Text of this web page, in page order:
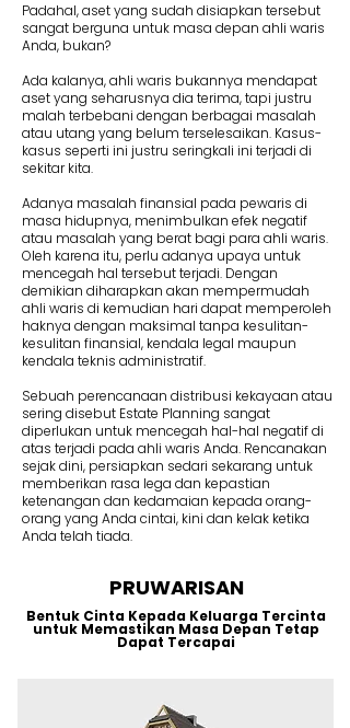
Padahal, aset yang sudah disiapkan tersebut
sangat berguna untuk masa depan ahli waris
Anda, bukan?
Ada kalanya, ahli waris bukannya mendapat
aset yang seharusnya dia terima, tapi justru
malah terbebani dengan berbagai masalah
atau utang yang belum terselesaikan. Kasus-
kasus seperti ini justru seringkali ini terjadi di
sekitar kita.
Adanya masalah finansial pada pewaris di
masa hidupnya, menimbulkan efek negatif
atau masalah yang berat bagi para ahli waris.
Oleh karena itu, perlu adanya upaya untuk
mencegah hal tersebut terjadi. Dengan
demikian diharapkan akan mempermudah
ahli waris di kemudian hari dapat memperoleh
haknya dengan maksimal tanpa kesulitan-
kesulitan finansial, kendala legal maupun
kendala teknis administratif.
Sebuah perencanaan distribusi kekayaan atau
sering disebut Estate Planning sangat
diperlukan untuk mencegah hal-hal negatif di
atas terjadi pada ahli waris Anda. Rencanakan
sejak dini, persiapkan sedari sekarang untuk
memberikan rasa lega dan kepastian
ketenangan dan kedamaian kepada orang-
orang yang Anda cintai, kini dan kelak ketika
Anda telah tiada.
PRUWARISAN
Bentuk Cinta Kepada Keluarga Tercinta
untuk Memastikan Masa Depan Tetap
Dapat Tercapai